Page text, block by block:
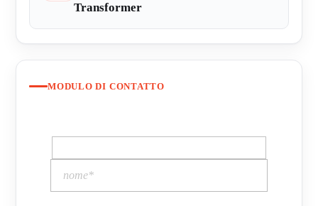
Transformer
MODULO DI CONTATTO